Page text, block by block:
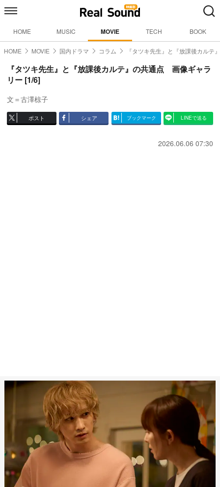
HOME MUSIC MOVIE TECH BOOK
HOME MOVIE 国内ドラマ コラム 『タツキ先生』と『放課後カルテ
『タツキ先生』と『放課後カルテ』の共通点 画像ギャラ
リー [1/6]
文＝古澤椋子
ポスト シェア ブックマーク LINEで送る
2026.06.06 07:30